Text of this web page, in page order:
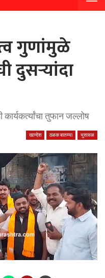
गुणांमुळे
दुसर्‍यांदा
तुफान जल्लोष
खान्देश ठळक बातम्या भुसावळ